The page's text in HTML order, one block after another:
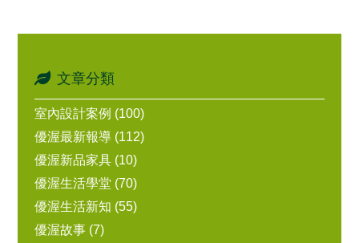
文章分類
室內設計案例 (100)
優渥最新報導 (112)
優渥新品家具 (10)
優渥生活學堂 (70)
優渥生活新知 (55)
優渥故事 (7)